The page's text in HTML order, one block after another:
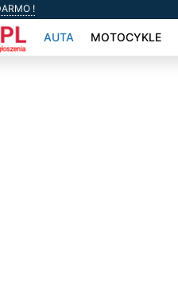
!
AUTA MOTOCYKLE